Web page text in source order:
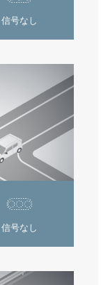
信号なし
信号なし